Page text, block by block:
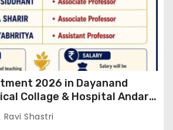
2026 in Dayanand
Collage & Hospital Andar
Ravi Shastri